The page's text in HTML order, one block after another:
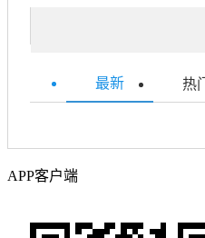
最新 热门
APP客户端